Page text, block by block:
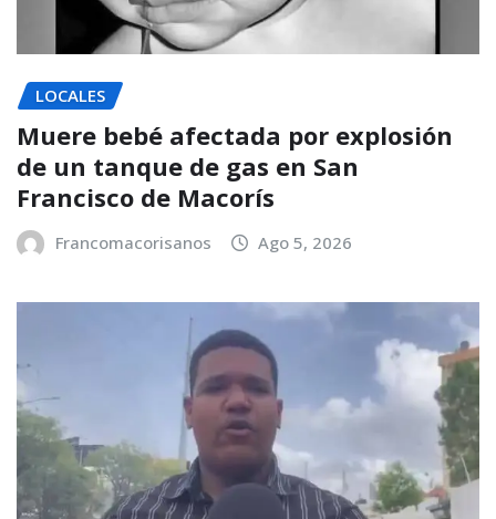
LOCALES
Muere bebé afectada por explosión
de un tanque de gas en San
Francisco de Macorís
Francomacorisanos Ago 5, 2026